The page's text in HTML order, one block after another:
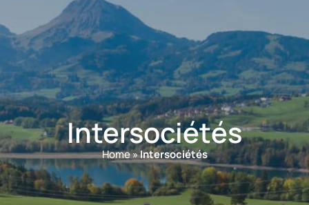
Intersociétés
Home»Intersociétés